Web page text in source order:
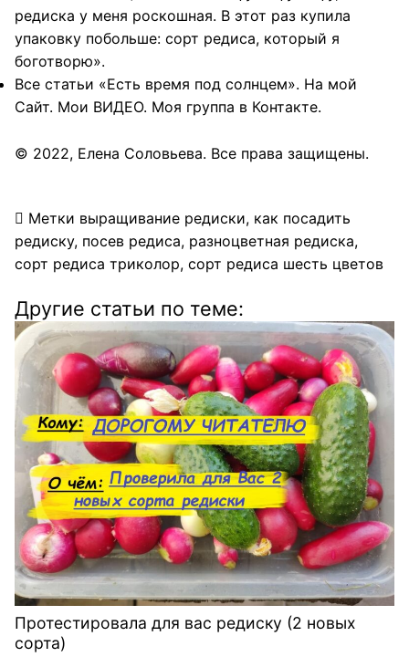
редиска у меня роскошная. В этот раз купила
упаковку побольше: сорт редиса, который я
боготворю».
Все статьи «Есть время под солнцем». На мой
Сайт. Мои ВИДЕО. Моя группа в Контакте.
© 2022, Елена Соловьева. Все права защищены.
Метки выращивание редиски, как посадить
редиску, посев редиса, разноцветная редиска,
сорт редиса триколор, сорт редиса шесть цветов
Другие статьи по теме:
Протестировала для вас редиску (2 новых
сорта)